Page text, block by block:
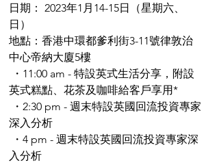
日期： 2023年1月14-15日（星期六、
日）
地點：香港中環都爹利街3-11號律敦治
中心帝納大廈5樓
英式糕點、花茶及咖啡給客戶享用*
深入分析
入分析